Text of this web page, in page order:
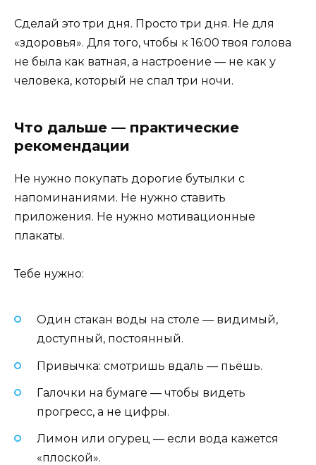
Сделай это три дня. Просто три дня. Не для
«здоровья». Для того, чтобы к 16:00 твоя голова
не была как ватная, а настроение — не как у
человека, который не спал три ночи.
Что дальше — практические
рекомендации
Не нужно покупать дорогие бутылки с
напоминаниями. Не нужно ставить
приложения. Не нужно мотивационные
плакаты.
Тебе нужно:
Один стакан воды на столе — видимый,
доступный, постоянный.
Привычка: смотришь вдаль — пьёшь.
Галочки на бумаге — чтобы видеть
прогресс, а не цифры.
Лимон или огурец — если вода кажется
«плоской».